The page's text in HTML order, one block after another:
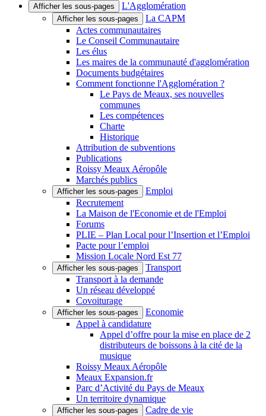
Afficher les sous-pages L'Agglomération
Afficher les sous-pages
La CAPM
Actes communautaires
Le Conseil Communautaire
Les élus
Les maires de la communauté d'agglomération
Documents budgétaires
Comment fonctionne l'Agglomération ?
Le Pays de Meaux, ses nouvelles
communes
Les compétences
Charte
Historique
Attribution de subventions
Publications
Roissy Meaux Aéropôle
Marchés publics
Afficher les sous-pages
Emploi
Recrutement
La Maison de l'Economie et de l'Emploi
Forums
PLIE – Plan Local pour l’Insertion et l’Emploi
Pacte pour l’emploi
Mission Locale Nord Est 77
Afficher les sous-pages
Transport
Transport à la demande
Un réseau développé
Covoiturage
Afficher les sous-pages
Economie
Appel à candidature
Appel d’offre pour la mise en place de 2
distributeurs de boissons à la cité de la
musique
Roissy Meaux Aéropôle
Meaux Expansion.fr
Parc d’Activité du Pays de Meaux
Un territoire dynamique
Afficher les sous-pages
Cadre de vie